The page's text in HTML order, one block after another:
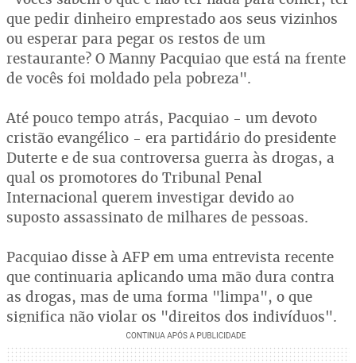
que pedir dinheiro emprestado aos seus vizinhos
ou esperar para pegar os restos de um
restaurante? O Manny Pacquiao que está na frente
de vocês foi moldado pela pobreza".
Até pouco tempo atrás, Pacquiao - um devoto
cristão evangélico - era partidário do presidente
Duterte e de sua controversa guerra às drogas, a
qual os promotores do Tribunal Penal
Internacional querem investigar devido ao
suposto assassinato de milhares de pessoas.
Pacquiao disse à AFP em uma entrevista recente
que continuaria aplicando uma mão dura contra
as drogas, mas de uma forma "limpa", o que
significa não violar os "direitos dos indivíduos".